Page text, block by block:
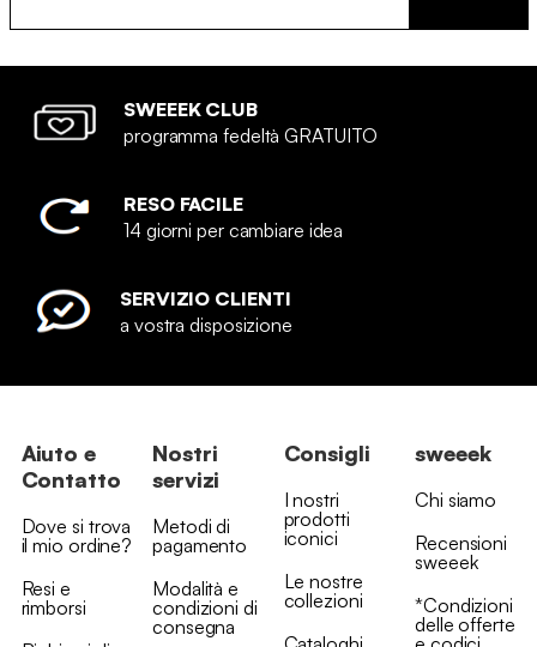
SWEEEK CLUB
programma fedeltà GRATUITO
RESO FACILE
14 giorni per cambiare idea
SERVIZIO CLIENTI
a vostra disposizione
Aiuto e
Contatto
Dove si trova
il mio ordine?
Resi e
rimborsi
Nostri
servizi
Metodi di
pagamento
Modalità e
condizioni di
consegna
Consigli
I nostri
prodotti
iconici
Le nostre
collezioni
sweeek
Chi siamo
Recensioni
sweeek
*Condizioni
delle offerte